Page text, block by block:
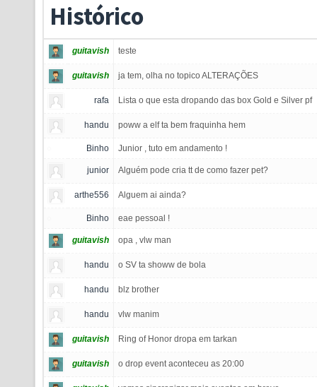
Histórico
guitavish teste
guitavish ja tem, olha no topico ALTERAÇÕES
rafa Lista o que esta dropando das box Gold e Silver pf
handu poww a elf ta bem fraquinha hem
Binho Junior , tuto em andamento !
junior Alguém pode cria tt de como fazer pet?
arthe556 Alguem ai ainda?
Binho eae pessoal !
guitavish opa , vlw man
handu o SV ta showw de bola
handu blz brother
handu vlw manim
guitavish Ring of Honor dropa em tarkan
guitavish o drop event aconteceu as 20:00